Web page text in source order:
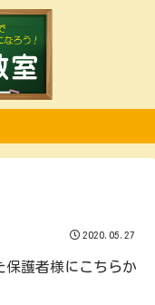
2020.05.27
保護者様にこちらか